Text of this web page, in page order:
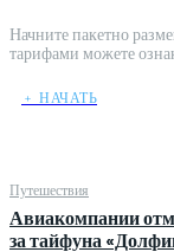
Начните пакетно
тарифами можете
﹢ НАЧАТЬ
Путешествия
Авиакомпании
за тайфуна